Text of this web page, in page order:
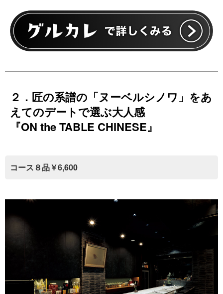
２．匠の系譜の「ヌーベルシノワ」をあ
えてのデートで選ぶ大人感
『ON the TABLE CHINESE』
コース８品￥6,600